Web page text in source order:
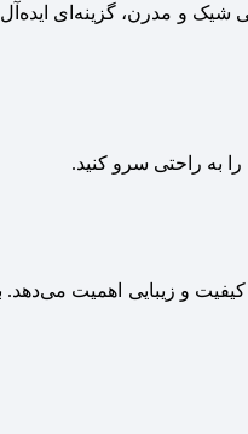
و مدرن، گزینه‌ای
به راحتی سرو کنید.
و زیبایی اهمیت